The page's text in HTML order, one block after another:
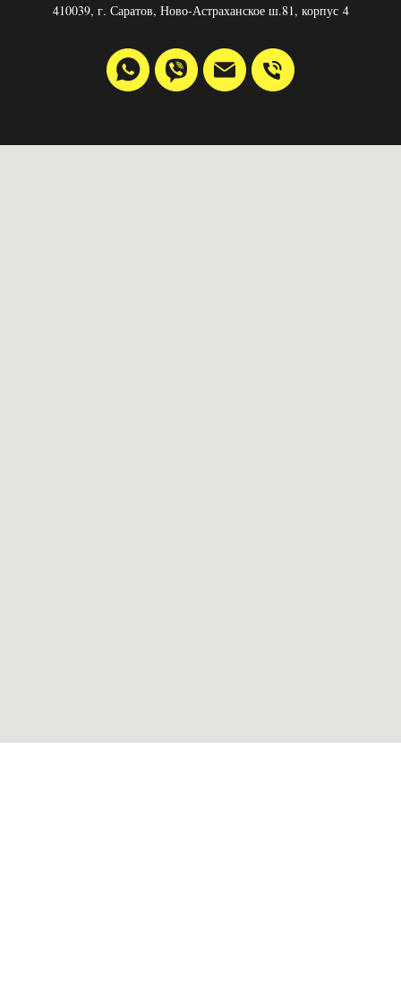
410039, г. Саратов, Ново-Астраханское ш.81, корпус 4